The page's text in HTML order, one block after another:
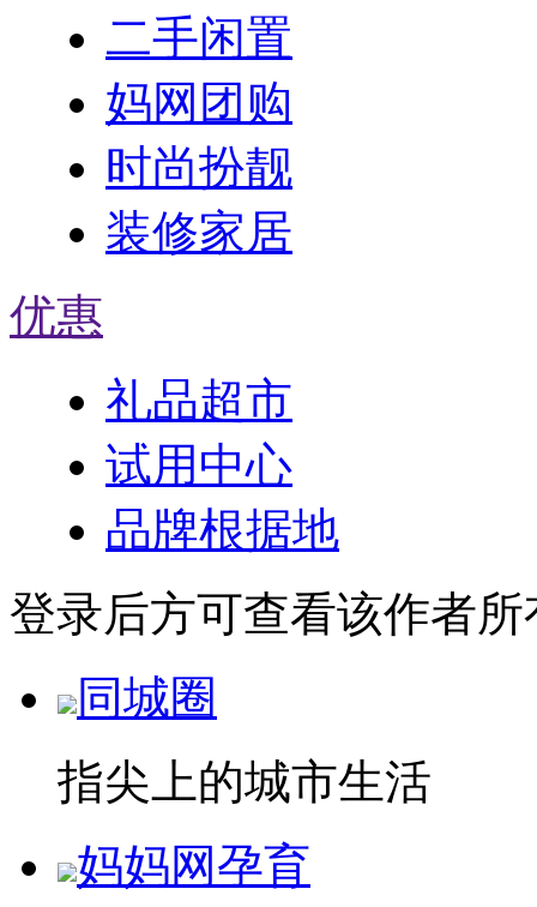
二手闲置
妈网团购
时尚扮靓
装修家居
优惠
礼品超市
试用中心
品牌根据地
登录后方可查看该作者所
同城圈
指尖上的城市生活
妈妈网孕育